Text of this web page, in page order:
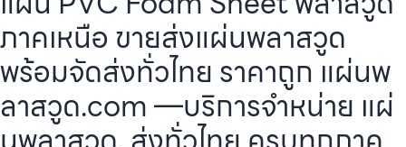
ภาคเหนือ ขายส่งแผ่นพลาสวูด
พร้อมจัดส่งทั่วไทย ราคาถูก แผ่นพ
ลาสวูด.com —บริการจำหน่าย แผ่